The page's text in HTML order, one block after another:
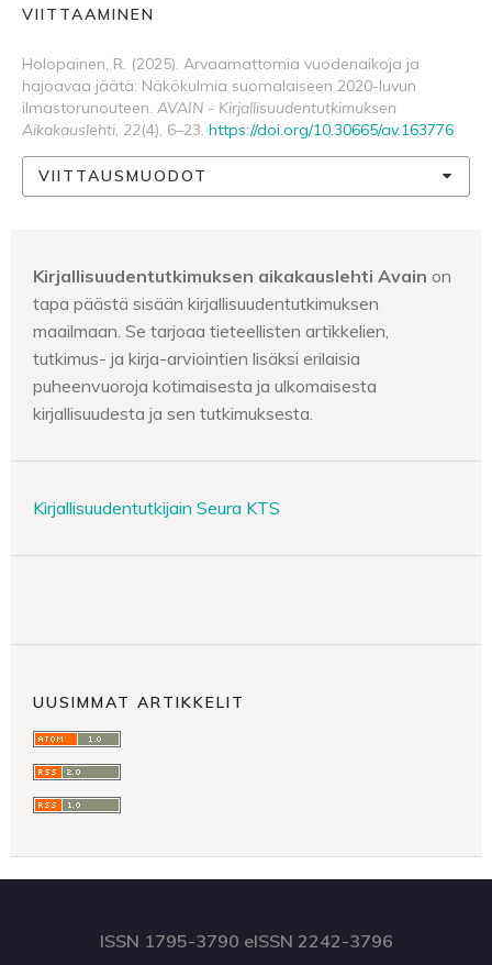
VIITTAAMINEN
Holopainen, R. (2025). Arvaamattomia vuodenaikoja ja
hajoavaa jäätä: Näkökulmia suomalaiseen 2020-luvun
ilmastorunouteen. AVAIN - Kirjallisuudentutkimuksen
Aikakauslehti, 22(4), 6–23. https://doi.org/10.30665/av.163776
VIITTAUSMUODOT
Kirjallisuudentutkimuksen aikakauslehti Avain on
tapa päästä sisään kirjallisuudentutkimuksen
maailmaan. Se tarjoaa tieteellisten artikkelien,
tutkimus- ja kirja-arviointien lisäksi erilaisia
puheenvuoroja kotimaisesta ja ulkomaisesta
kirjallisuudesta ja sen tutkimuksesta.
Kirjallisuudentutkijain Seura KTS
UUSIMMAT ARTIKKELIT
ISSN 1795-3790 eISSN 2242-3796